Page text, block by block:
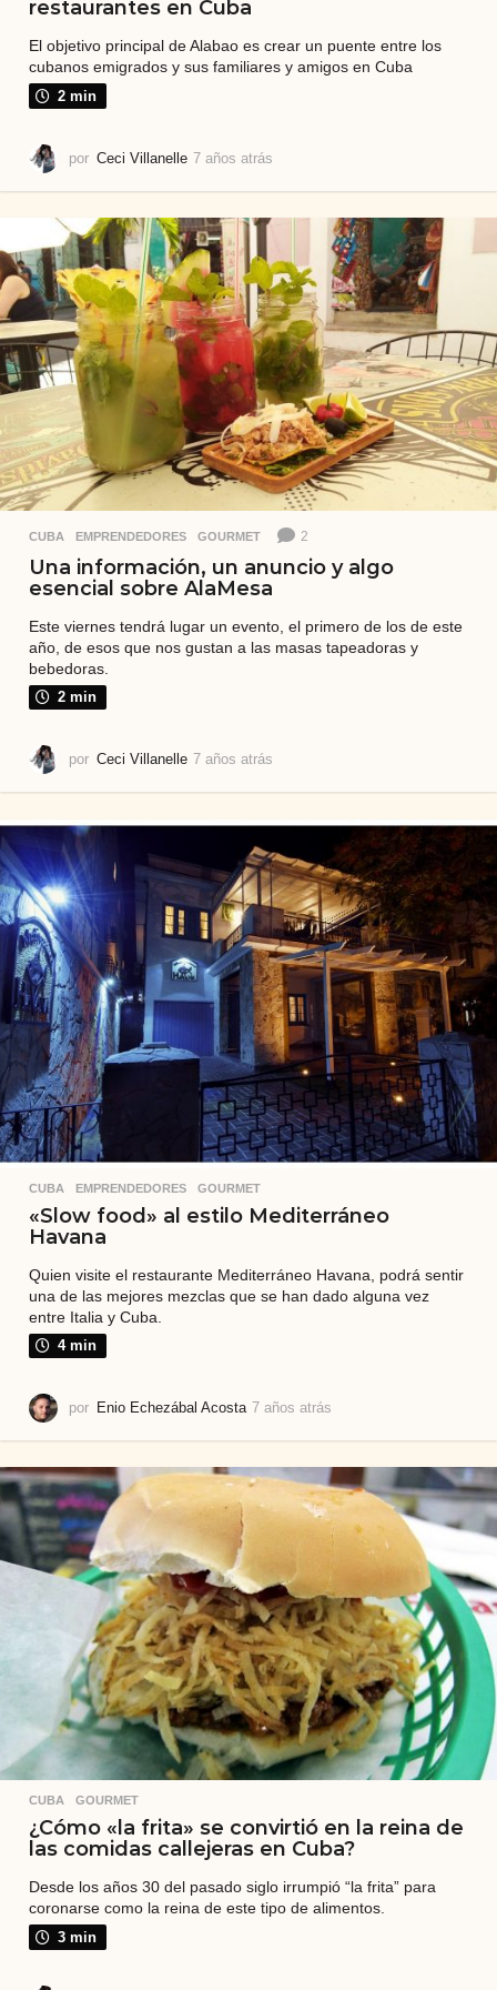
restaurantes en Cuba
El objetivo principal de Alabao es crear un puente entre los
cubanos emigrados y sus familiares y amigos en Cuba
2 min
por Ceci Villanelle 7 años atrás
o
a
t
r
á
s
CUBA ,EMPRENDEDORES ,GOURMET 2
Una información, un anuncio y algo
esencial sobre AlaMesa
Este viernes tendrá lugar un evento, el primero de los de este
año, de esos que nos gustan a las masas tapeadoras y
bebedoras.
2 min
por Ceci Villanelle 7 años atrás
o
a
t
r
á
s
CUBA ,EMPRENDEDORES ,GOURMET
«Slow food» al estilo Mediterráneo
Havana
Quien visite el restaurante Mediterráneo Havana, podrá sentir
una de las mejores mezclas que se han dado alguna vez
entre Italia y Cuba.
4 min
por Enio Echezábal Acosta 7 años atrás
o
s
t
s
CUBA ,GOURMET
¿Cómo «la frita» se convirtió en la reina de
las comidas callejeras en Cuba?
Desde los años 30 del pasado siglo irrumpió “la frita” para
coronarse como la reina de este tipo de alimentos.
3 min